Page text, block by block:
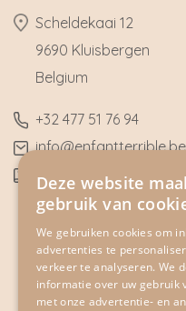
​Scheldekaai 12
9690 Kluisbergen
​Belgium
​+32 477 51 76 94
​info@enfantterrible.be
BE0636790746
Heeft u vragen?
Deze website
gebruik van
We gebruiken cookies om
advertenties te
verkeer te analyseren. We
informatie over uw gebruik
met onze advertentie- en